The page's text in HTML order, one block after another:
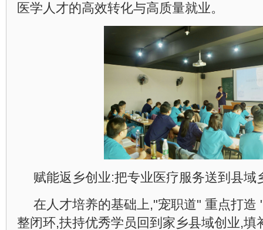
医学人才的高效转化与高质量就业。
赋能返乡创业:把专业医疗服务送到县域
在人才培养的基础上,"宠职道" 重点打造
整闭环,扶持优秀学员回到家乡县域创业,填